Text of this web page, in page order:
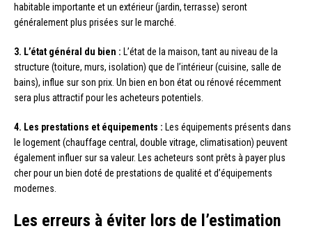
habitable importante et un extérieur (jardin, terrasse) seront
généralement plus prisées sur le marché.
3. L’état général du bien : L’état de la maison, tant au niveau de la
structure (toiture, murs, isolation) que de l’intérieur (cuisine, salle de
bains), influe sur son prix. Un bien en bon état ou rénové récemment
sera plus attractif pour les acheteurs potentiels.
4. Les prestations et équipements : Les équipements présents dans
le logement (chauffage central, double vitrage, climatisation) peuvent
également influer sur sa valeur. Les acheteurs sont prêts à payer plus
cher pour un bien doté de prestations de qualité et d’équipements
modernes.
Les erreurs à éviter lors de l’estimation